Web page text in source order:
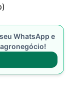
WhatsApp e